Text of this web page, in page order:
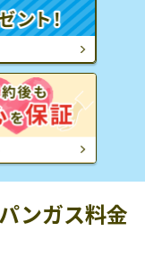
ンガス料金